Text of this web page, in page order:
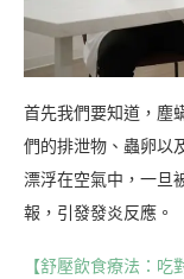
首先我們要知道，塵
們的排泄物、蟲卵以
漂浮在空氣中，一旦
報，引發發炎反應。
【舒壓飲食療法：吃